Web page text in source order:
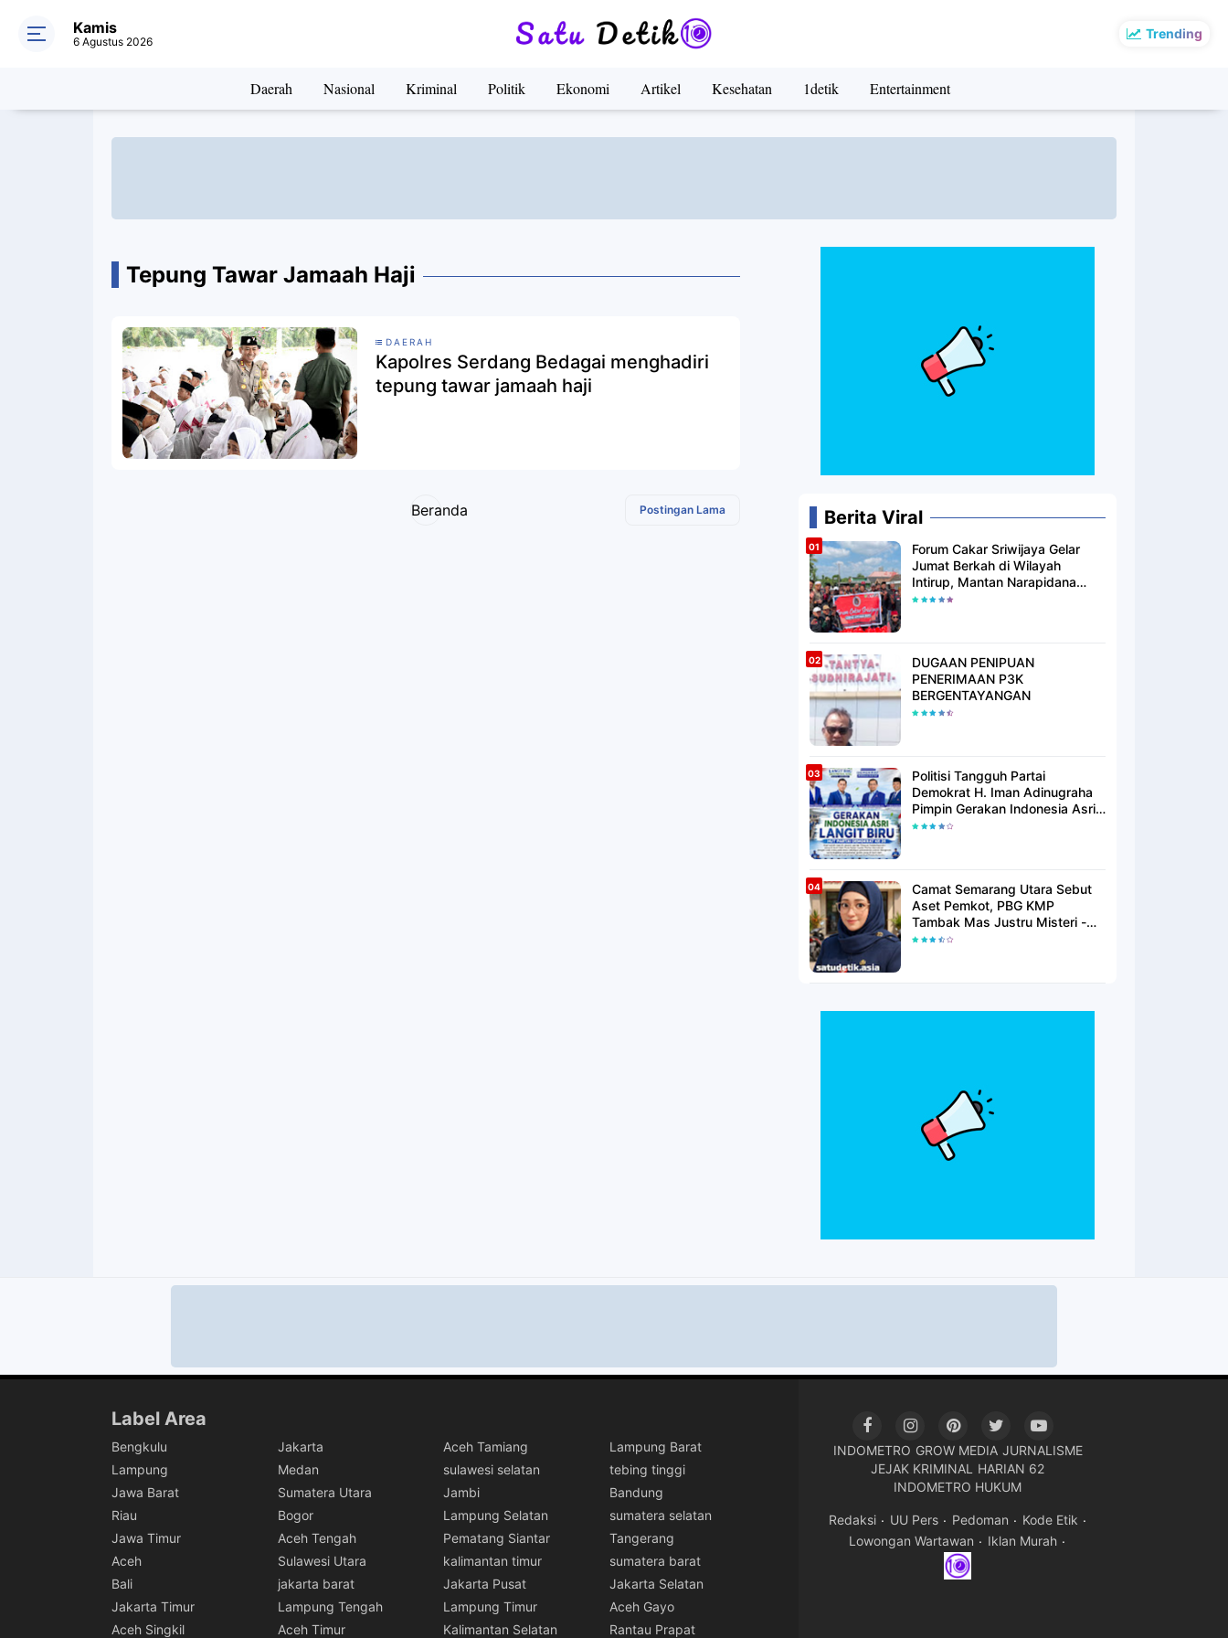
Trending
Kamis
6 Agustus 2026
Daerah Nasional Kriminal Politik Ekonomi Artikel Kesehatan 1detik Entertainment
Tepung Tawar Jamaah Haji
DAERAH
Kapolres Serdang Bedagai menghadiri
tepung tawar jamaah haji
Postingan Lama
Beranda Berita Viral
Forum Cakar Sriwijaya Gelar
Jumat Berkah di Wilayah
Intirup, Mantan Narapidana
yang Telah Berhijrah Turut
DUGAAN PENIPUAN
PENERIMAAN P3K
BERGENTAYANGAN
Politisi Tangguh Partai
Demokrat H. Iman Adinugraha
Pimpin Gerakan Indonesia Asri
Langit Biru Di Pantai Citepus
Camat Semarang Utara Sebut
Aset Pemkot, PBG KMP
Tambak Mas Justru Misteri -
Warga Menunggu Kepastian
Label Area
Bengkulu Jakarta Aceh Tamiang
Lampung Barat
Lampung
Medan sulawesi selatan
tebing tinggi
Jawa Barat
Sumatera Utara Jambi
Bandung
Riau
Bogor Lampung Selatan
sumatera selatan
Jawa Timur
Aceh Tengah Pematang Siantar
Tangerang
Aceh
Sulawesi Utara kalimantan timur
sumatera barat
Bali
jakarta barat Jakarta Pusat
Jakarta Selatan
Jakarta Timur
Lampung Tengah Lampung Timur
Aceh Gayo
Aceh Singkil
Aceh Timur Kalimantan Selatan Rantau Prapat
INDOMETRO GROW MEDIA JURNALISME
JEJAK KRIMINAL
HARIAN 62
INDOMETRO HUKUM
Redaksi UU Pers Pedoman
Kode Etik
Lowongan Wartawan
Iklan Murah